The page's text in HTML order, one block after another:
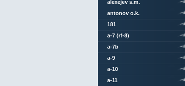
alexejev s.m.
antonov o.k.
181
a-7 (rf-8)
a-7b
a-9
a-10
a-11